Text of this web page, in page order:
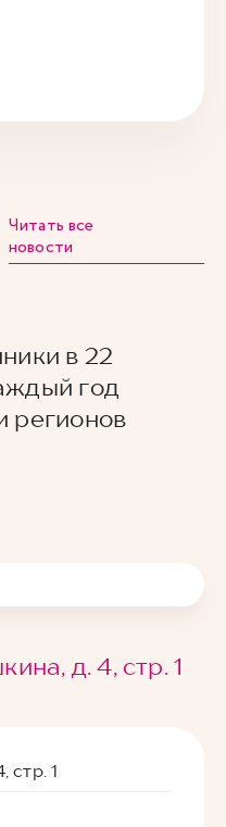
Читать все
новости
в 22
год
регионов
д. 4, стр. 1
стр. 1